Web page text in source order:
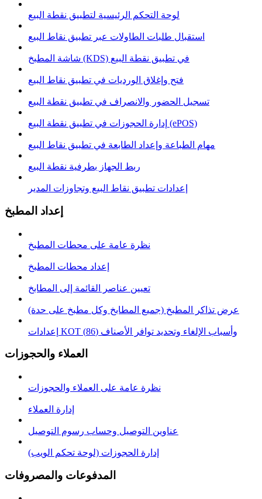
لوحة التحكم الرئيسية لتطبيق نقطة البيع
استقبال طلبات الطاولات عبر تطبيق نقاط البيع
شاشة المطبخ (KDS) في تطبيق نقطة البيع
فتح وإغلاق الوردیات في تطبيق نقاط البيع
تسجيل الحضور والانصراف في تطبيق نقطة البيع
إدارة الحجوزات في تطبيق نقطة البيع (ePOS)
مهام الطباعة وإعداد الطابعة في تطبيق نقاط البيع
ربط الجهاز بطرفية نقطة البيع
إعدادات تطبيق نقاط البيع وتجاوزات المدير
إعداد المطبخ
نظرة عامة على محطات المطبخ
إعداد محطات المطبخ
تعيين عناصر القائمة إلى المطابخ
عرض تذاكر المطبخ (جميع المطابخ وكل مطبخ على حدة)
إعدادات KOT وأسباب الإلغاء وتحديد توافر الأصناف (86)
العملاء والحجوزات
نظرة عامة على العملاء والحجوزات
إدارة العملاء
عناوين التوصيل وحساب رسوم التوصيل
إدارة الحجوزات (لوحة تحكم الويب)
المدفوعات والمصروفات